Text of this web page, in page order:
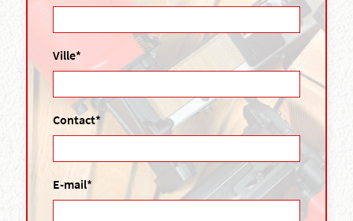
Ville*
Contact*
E-mail*